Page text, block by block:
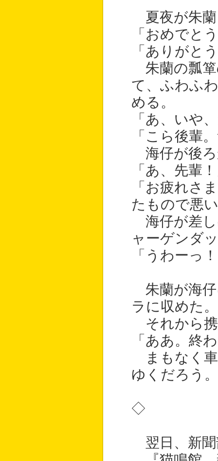
夏夜が朱蘭
「おめでと
「ありがと
朱蘭の瓢箪
て、ふわふ
める。
「あ、いや
「こら後輩
海仔が後ろ
「あ、先輩
「お疲れさ
たもので悪
海仔が差し
ャーゲンダ
「うわーっ
朱蘭が海仔
ラに収めた。
それから携
「ああ。終
まもなく車
ゆくだろう。
◇
翌日、新聞